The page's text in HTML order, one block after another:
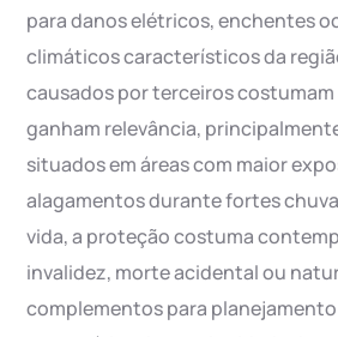
para danos elétricos, enchentes
climáticos característicos da
causados por terceiros
ganham relevância,
situados em áreas com maior
alagamentos durante fortes
vida, a proteção costuma
invalidez, morte acidental ou
complementos para